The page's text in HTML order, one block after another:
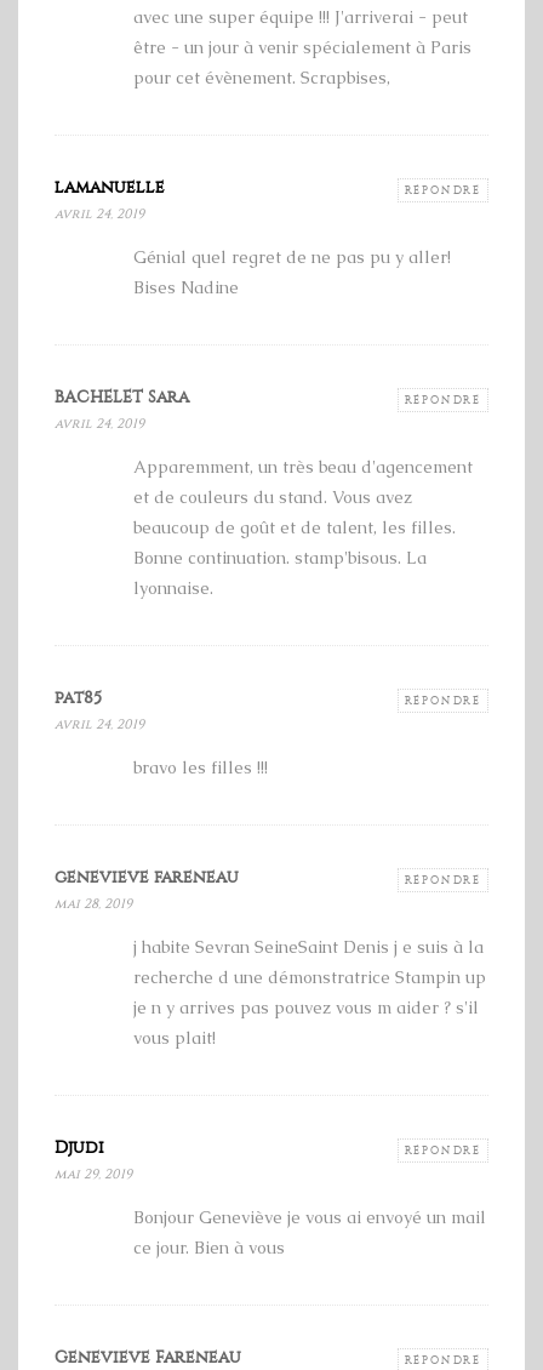
avec une super équipe !!! J'arriverai - peut
être - un jour à venir spécialement à Paris
pour cet évènement. Scrapbises,
lamanuelle RÉPONDRE
avril 24, 2019
Génial quel regret de ne pas pu y aller!
Bises Nadine
BACHELET Sara RÉPONDRE
avril 24, 2019
Apparemment, un très beau d'agencement
et de couleurs du stand. Vous avez
beaucoup de goût et de talent, les filles.
Bonne continuation. stamp'bisous. La
lyonnaise.
pat85 RÉPONDRE
avril 24, 2019
bravo les filles !!!
genevieve fareneau RÉPONDRE
mai 28, 2019
j habite Sevran SeineSaint Denis j e suis à la
recherche d une démonstratrice Stampin up
je n y arrives pas pouvez vous m aider ? s'il
vous plait!
Djudi RÉPONDRE
mai 29, 2019
Bonjour Geneviève je vous ai envoyé un mail
ce jour. Bien à vous
Genevieve Fareneau RÉPONDRE